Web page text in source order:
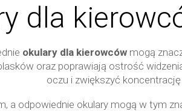
dla
okulary dla kierowców mogą
oraz poprawiają ostrość
oczu i zwiększyć
a odpowiednie okulary mogą w tym